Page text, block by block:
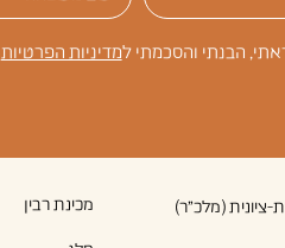
הבנתי והסכמתי למדיניות הפרטיות
ציונית (מלכ"ר)
מכינת רבין